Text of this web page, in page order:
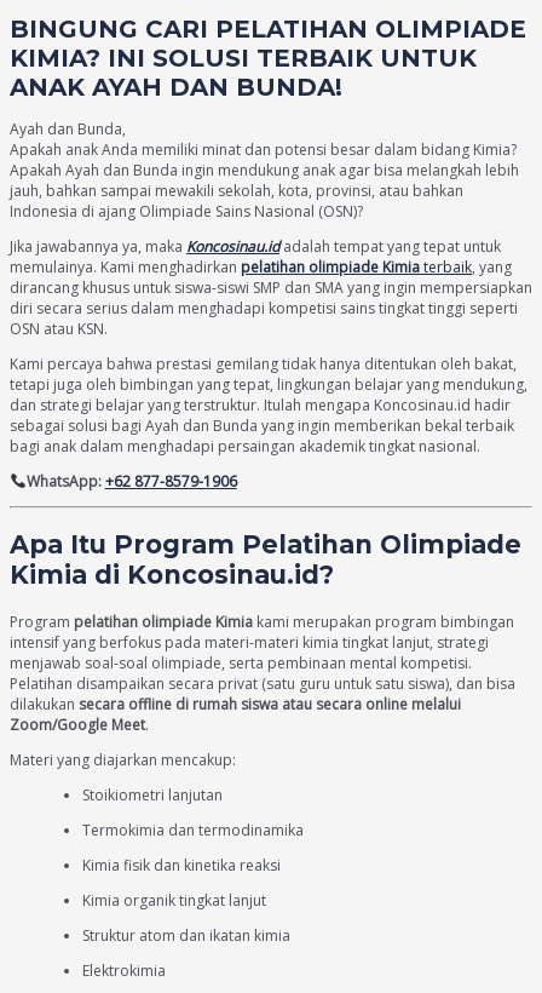
BINGUNG CARI PELATIHAN OLIMPIADE
KIMIA? INI SOLUSI TERBAIK UNTUK
ANAK AYAH DAN BUNDA!
Ayah dan Bunda,
Apakah anak Anda memiliki minat dan potensi besar dalam bidang Kimia?
Apakah Ayah dan Bunda ingin mendukung anak agar bisa melangkah lebih
jauh, bahkan sampai mewakili sekolah, kota, provinsi, atau bahkan
Indonesia di ajang Olimpiade Sains Nasional (OSN)?
Jika jawabannya ya, maka Koncosinau.idadalah tempat yang tepat untuk
memulainya. Kami menghadirkan pelatihan olimpiade Kimiaterbaik, yang
dirancang khusus untuk siswa-siswi SMP dan SMA yang ingin mempersiapkan
diri secara serius dalam menghadapi kompetisi sains tingkat tinggi seperti
OSN atau KSN.
Kami percaya bahwa prestasi gemilang tidak hanya ditentukan oleh bakat,
tetapi juga oleh bimbingan yang tepat, lingkungan belajar yang mendukung,
dan strategi belajar yang terstruktur. Itulah mengapa Koncosinau.id hadir
sebagai solusi bagi Ayah dan Bunda yang ingin memberikan bekal terbaik
bagi anak dalam menghadapi persaingan akademik tingkat nasional.
WhatsApp:+62 877-8579-1906
Apa Itu Program Pelatihan Olimpiade
Kimia di Koncosinau.id?
Program pelatihan olimpiade Kimia kami merupakan program bimbingan
intensif yang berfokus pada materi-materi kimia tingkat lanjut, strategi
menjawab soal-soal olimpiade, serta pembinaan mental kompetisi.
Pelatihan disampaikan secara privat (satu guru untuk satu siswa), dan bisa
dilakukan secara offline di rumah siswa atau secara online melalui
Zoom/Google Meet.
Materi yang diajarkan mencakup:
Stoikiometri lanjutan
Termokimia dan termodinamika
Kimia fisik dan kinetika reaksi
Kimia organik tingkat lanjut
Struktur atom dan ikatan kimia
Elektrokimia